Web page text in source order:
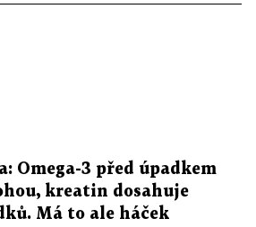
Omega-3 před úpadkem
kreatin dosahuje
Má to ale háček